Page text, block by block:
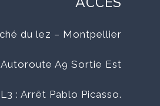
du lez – Montpellier
Autoroute A9 Sortie Est
: Arrêt Pablo Picasso.